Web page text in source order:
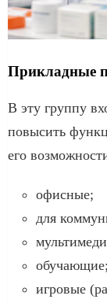
Прикладные
В эту группу
повысить
его
офисные;
для
обучающие;
игровые